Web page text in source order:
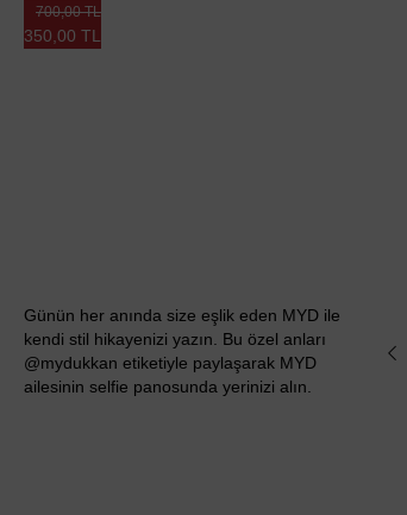
350,00 TL
700,00 TL
Günün her anında size eşlik eden MYD ile
kendi stil hikayenizi yazın. Bu özel anları
@mydukkan etiketiyle paylaşarak MYD
ailesinin selfie panosunda yerinizi alın.